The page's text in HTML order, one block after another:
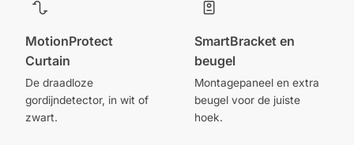
MotionProtect
Curtain
De draadloze
gordijndetector, in wit of
zwart.
SmartBracket en
beugel
Montagepaneel en extra
beugel voor de juiste
hoek.